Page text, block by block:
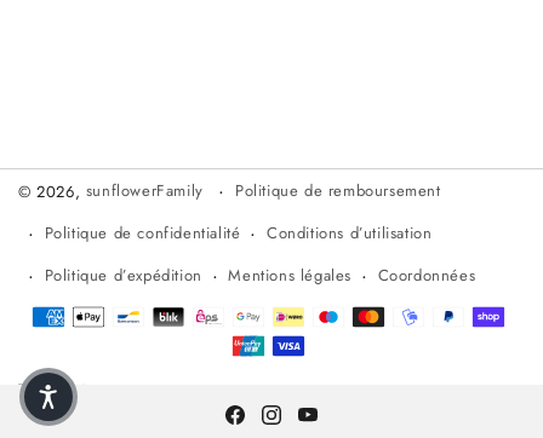
Facebook
Instagram
YouTube
© 2026, sunflowerFamily
Politique de remboursement
Politique de confidentialité
Conditions d’utilisation
Politique d’expédition
Mentions légales Coordonnées
Méthodes de paiement
DE (€)